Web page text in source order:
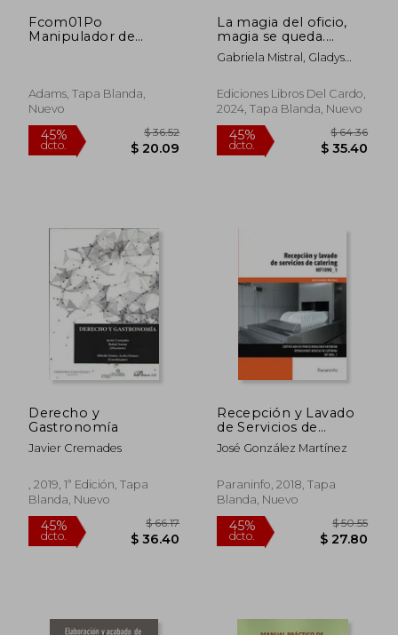
Fcom01Po
Manipulador de
Adams, Tapa Blanda,
Nuevo
45%
dcto. $ 20.09
La magia del oficio,
magia se queda.
Gabriela Mistral y los
Oficios
Gabriela Mistral, Gladys
Naranjo Compiladoras
Ediciones Libros Del Cardo,
2024, Tapa Blanda, Nuevo
45%
dcto.
Derecho y
Gastronomía
Javier Cremades
, 2019, 1ª Edición, Tapa
Blanda, Nuevo
Recepción y Lavado
de Servicios de
Catering
José González Martínez
Paraninfo, 2018, Tapa
Blanda, Nuevo